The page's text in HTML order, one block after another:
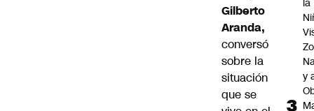
Gilberto
Aranda,
conversó
sobre la
situación
que se
la
y